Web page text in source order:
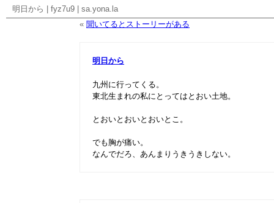
明日から fyz7u9
sa.yona.la
« 聞いてるとストーリーがある
明日から
九州に行ってくる。
東北生まれの私にとってはとおい土地。
とおいとおいとおいとこ。
でも胸が痛い。
なんでだろ、あんまりうきうきしない。